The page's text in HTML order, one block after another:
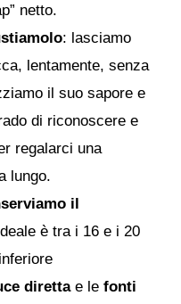
netto.
: lasciamo
lentamente, senza
il suo sapore e
di riconoscere e
regalarci una
lungo.
il
è tra i 16 e i 20
direttae lefonti